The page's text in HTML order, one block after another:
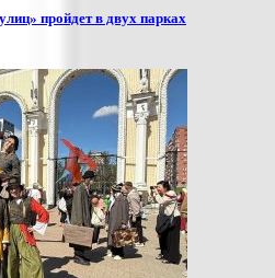
пройдет в двух парках